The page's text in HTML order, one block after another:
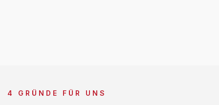
4 GRÜNDE FÜR UNS